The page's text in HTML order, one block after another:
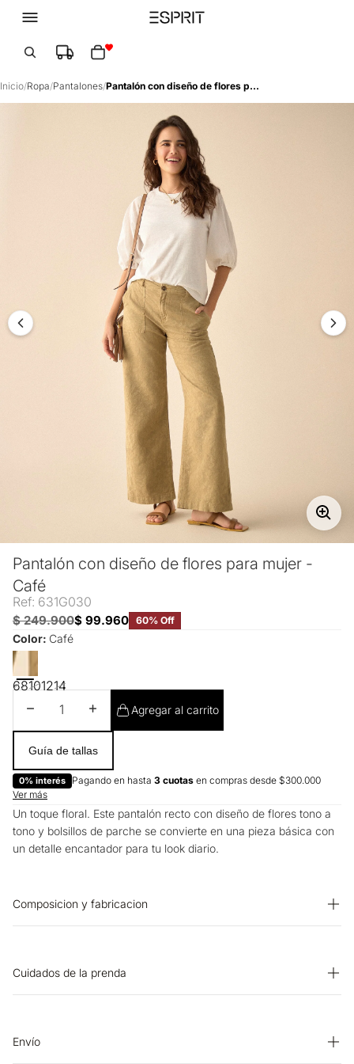
Inicio/Ropa/Pantalones/ Pantalón con diseño de flores para mujer - Café
Pantalón con diseño de flores para mujer -
Café
Ref: 631G030
$ 249.900$ 99.960 60% Off
Color: Café
68101214
Disminuir cantidadAumentar cantidad
Agregar al carrito
Guía de tallas
0% interés Pagando en hasta 3 cuotas en compras desde $300.000
Ver más
Un toque floral. Este pantalón recto con diseño de flores tono a
tono y bolsillos de parche se convierte en una pieza básica con
un detalle encantador para tu look diario.
Composicion y fabricacion
Cuidados de la prenda
Planchar a una temperatura máxima de la base de 110 ºC, sin
Envío